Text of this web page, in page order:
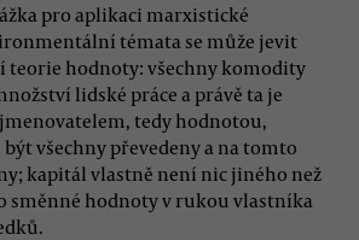
pro aplikaci marxistické
témata se může jevit
teorie hodnoty: všechny komodity
lidské práce a právě ta je
tedy hodnotou,
všechny převedeny a na tomto
kapitál vlastně není nic jiného než
směnné hodnoty v rukou vlastníka